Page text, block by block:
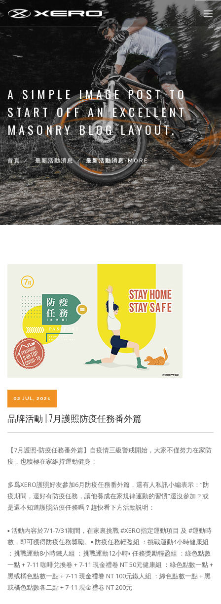
XERO WORLD
最新活動消息
登入/註冊
前往購物
LANGUAGE
A SIMPLE IMAGE POST TO
START OFF AN EXCELLENT
MASONRY BLOG LAYOUT.
首頁 最新活動消息 最新活動消息-MORE
02 JUL, 2021
品牌活動 | 7月護照防疫任務番外篇
【7月護照-防疫任務番外篇】​ 自疫情三級警戒開始，大家不僅努力在家防
疫，也積極在家維持運動健身；
多爲XERO護照好友參加6月防疫任務番外篇，還有人私訊小編表示：“防
疫期間，還好有防疫任務，讓他養成在家規律運動的習慣”​還沒參加？或
是還不知道護照防疫任務嗎？​ 趕快看下方活動説明：​
▪ 活動内容​於7/1-7/31期間，在家裏挑戰 #XERO指定運動項目 及 #運動時
數，即可獲得防疫任務獎勵。​ ▪ 防疫任務​​輕盈組 ：挑戰運動4小時​​健康組
：挑戰運動8小時​​鐵人組 ：挑戰運動12小時​▪ 任務獎勵​輕盈組 ：綠色點數
一點 + 7-11 咖啡兌換卷 + 7-11 現金禮卷 NT 50元​​健康組 ：綠色點數一點 +
黑或橘色點數一點 + 7-11 現金禮卷 NT 100元​​鐵人組 ：綠色點數一點 + 黑
或橘色點數各二點 + 7-11 現金禮卷 NT 200元​